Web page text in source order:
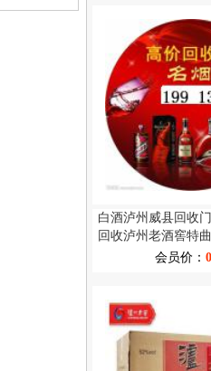
白酒泸州威县回收
回收泸州老酒窖特
会员价：